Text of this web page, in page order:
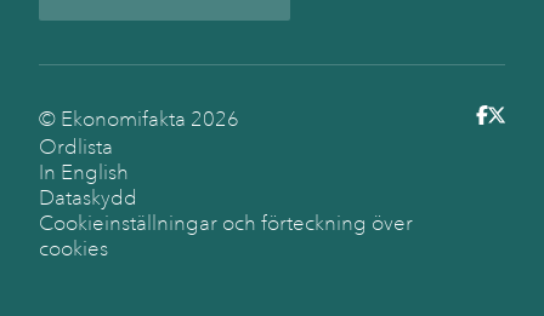
© Ekonomifakta 2026
Ordlista
In English
Dataskydd
Cookieinställningar och förteckning över
cookies